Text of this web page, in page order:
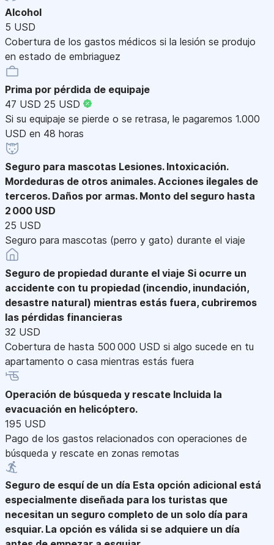
Alcohol
5 USD
Cobertura de los gastos médicos si la lesión se produjo
en estado de embriaguez
Prima por pérdida de equipaje
47 USD 25 USD
Si su equipaje se pierde o se retrasa, le pagaremos 1.000
USD en 48 horas
Seguro para mascotas Lesiones. Intoxicación.
Mordeduras de otros animales. Acciones ilegales de
terceros. Daños por armas. Monto del seguro hasta
2 000 USD
25 USD
Seguro para mascotas (perro y gato) durante el viaje
Seguro de propiedad durante el viaje Si ocurre un
accidente con tu propiedad (incendio, inundación,
desastre natural) mientras estás fuera, cubriremos
las pérdidas financieras
32 USD
Cobertura de hasta 500 000 USD si algo sucede en tu
apartamento o casa mientras estás fuera
Operación de búsqueda y rescate Incluida la
evacuación en helicóptero.
195 USD
Pago de los gastos relacionados con operaciones de
búsqueda y rescate en zonas remotas
Seguro de esquí de un día Esta opción adicional está
especialmente diseñada para los turistas que
necesitan un seguro completo de un solo día para
esquiar. La opción es válida si se adquiere un día